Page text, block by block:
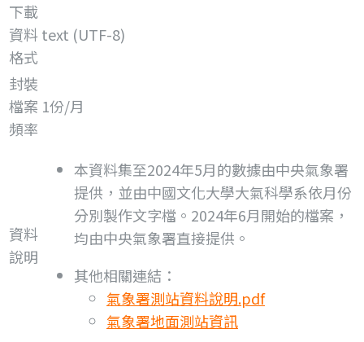
下載
資料
格式
text (UTF-8)
封裝
檔案
頻率
1份/月
資料
說明
本資料集至2024年5月的數據由中央氣象署
提供，並由中國文化大學大氣科學系依月份
分別製作文字檔。2024年6月開始的檔案，
均由中央氣象署直接提供。
其他相關連結：
氣象署測站資料說明.pdf
氣象署地面測站資訊